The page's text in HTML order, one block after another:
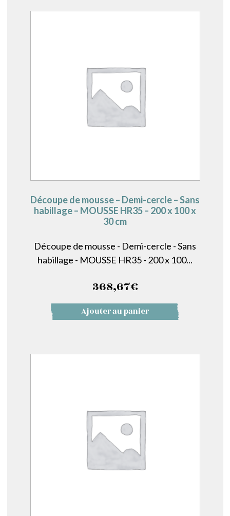
Découpe de mousse – Demi-cercle – Sans
habillage – MOUSSE HR35 – 200 x 100 x
30 cm
Découpe de mousse - Demi-cercle - Sans
habillage - MOUSSE HR35 - 200 x 100...
368,67€
Ajouter au panier